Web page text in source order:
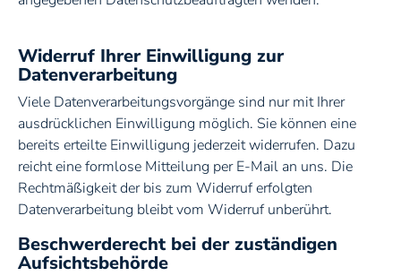
Gastronomie
Widerruf Ihrer Einwilligung zur
Datenverarbeitung
Viele Datenverarbeitungsvorgänge sind nur mit Ihrer
ausdrücklichen Einwilligung möglich. Sie können eine
bereits erteilte Einwilligung jederzeit widerrufen. Dazu
reicht eine formlose Mitteilung per E-Mail an uns. Die
Rechtmäßigkeit der bis zum Widerruf erfolgten
Datenverarbeitung bleibt vom Widerruf unberührt.
Beschwerderecht bei der zuständigen
Aufsichtsbehörde